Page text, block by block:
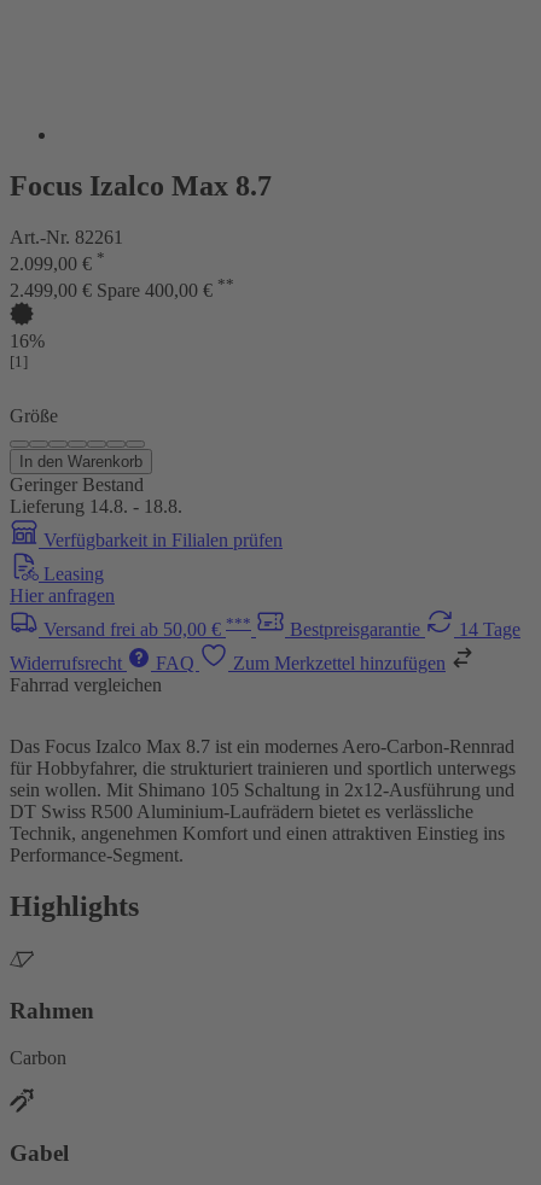
Focus Izalco Max 8.7
Art.-Nr. 82261
2.099,00 € *
2.499,00 € Spare 400,00 € **
16%
[1]
Größe
In den Warenkorb
Geringer Bestand
Lieferung 14.8. - 18.8.
Verfügbarkeit in Filialen prüfen
Leasing
Hier anfragen
Versand frei ab 50,00 € *** Bestpreisgarantie
14 Tage
Widerrufsrecht
FAQ
Zum Merkzettel hinzufügen
Fahrrad vergleichen
Das Focus Izalco Max 8.7 ist ein modernes Aero-Carbon-Rennrad
für Hobbyfahrer, die strukturiert trainieren und sportlich unterwegs
sein wollen. Mit Shimano 105 Schaltung in 2x12-Ausführung und
DT Swiss R500 Aluminium-Laufrädern bietet es verlässliche
Technik, angenehmen Komfort und einen attraktiven Einstieg ins
Performance-Segment.
Highlights
Rahmen
Carbon
Gabel